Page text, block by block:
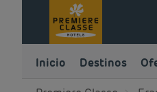
Inicio Destinos